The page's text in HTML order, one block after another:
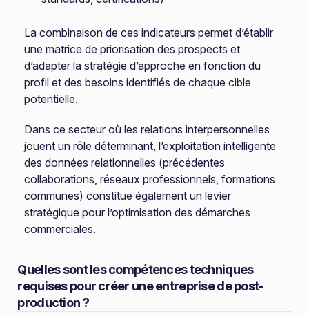
La combinaison de ces indicateurs permet d’établir
une matrice de priorisation des prospects et
d’adapter la stratégie d’approche en fonction du
profil et des besoins identifiés de chaque cible
potentielle.
Dans ce secteur où les relations interpersonnelles
jouent un rôle déterminant, l’exploitation intelligente
des données relationnelles (précédentes
collaborations, réseaux professionnels, formations
communes) constitue également un levier
stratégique pour l’optimisation des démarches
commerciales.
Quelles sont les compétences techniques
requises pour créer une entreprise de post-
production ?